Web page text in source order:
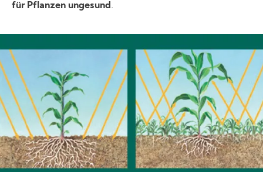
für Pflanzen ungesund .